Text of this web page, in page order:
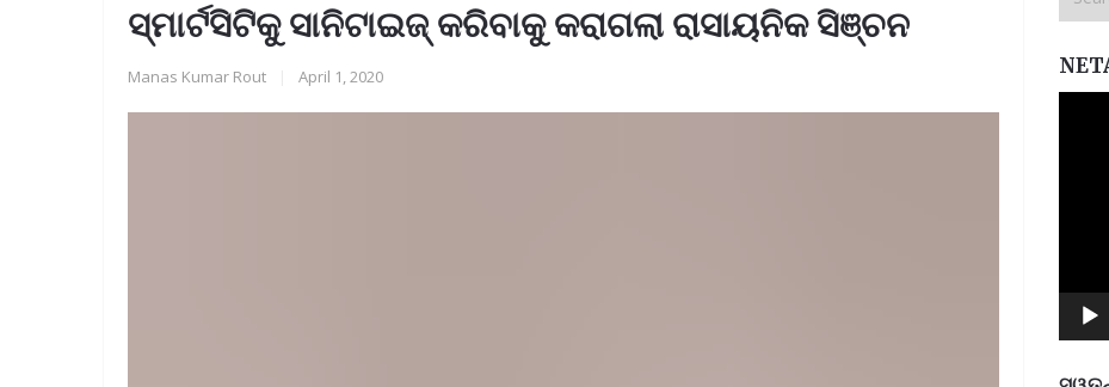
ସ୍ମାର୍ଟସିଟିକୁ ସାନିଟାଇଜ୍ କରିବାକୁ କରାଗଲା ରାସାୟନିକ ସିଞ୍ଚନ
Manas Kumar Rout April 1, 2020